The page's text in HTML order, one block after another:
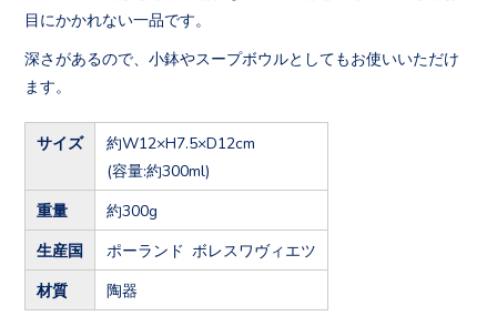
目にかかれない一品です。
深さがあるので、小鉢やスープボウルとしてもお使いいただけ
ます。
サイズ
約W12×H7.5×D12cm
(容量:約300ml)
重量 約300g
生産国 ポーランド ボレスワヴィエツ
材質 陶器